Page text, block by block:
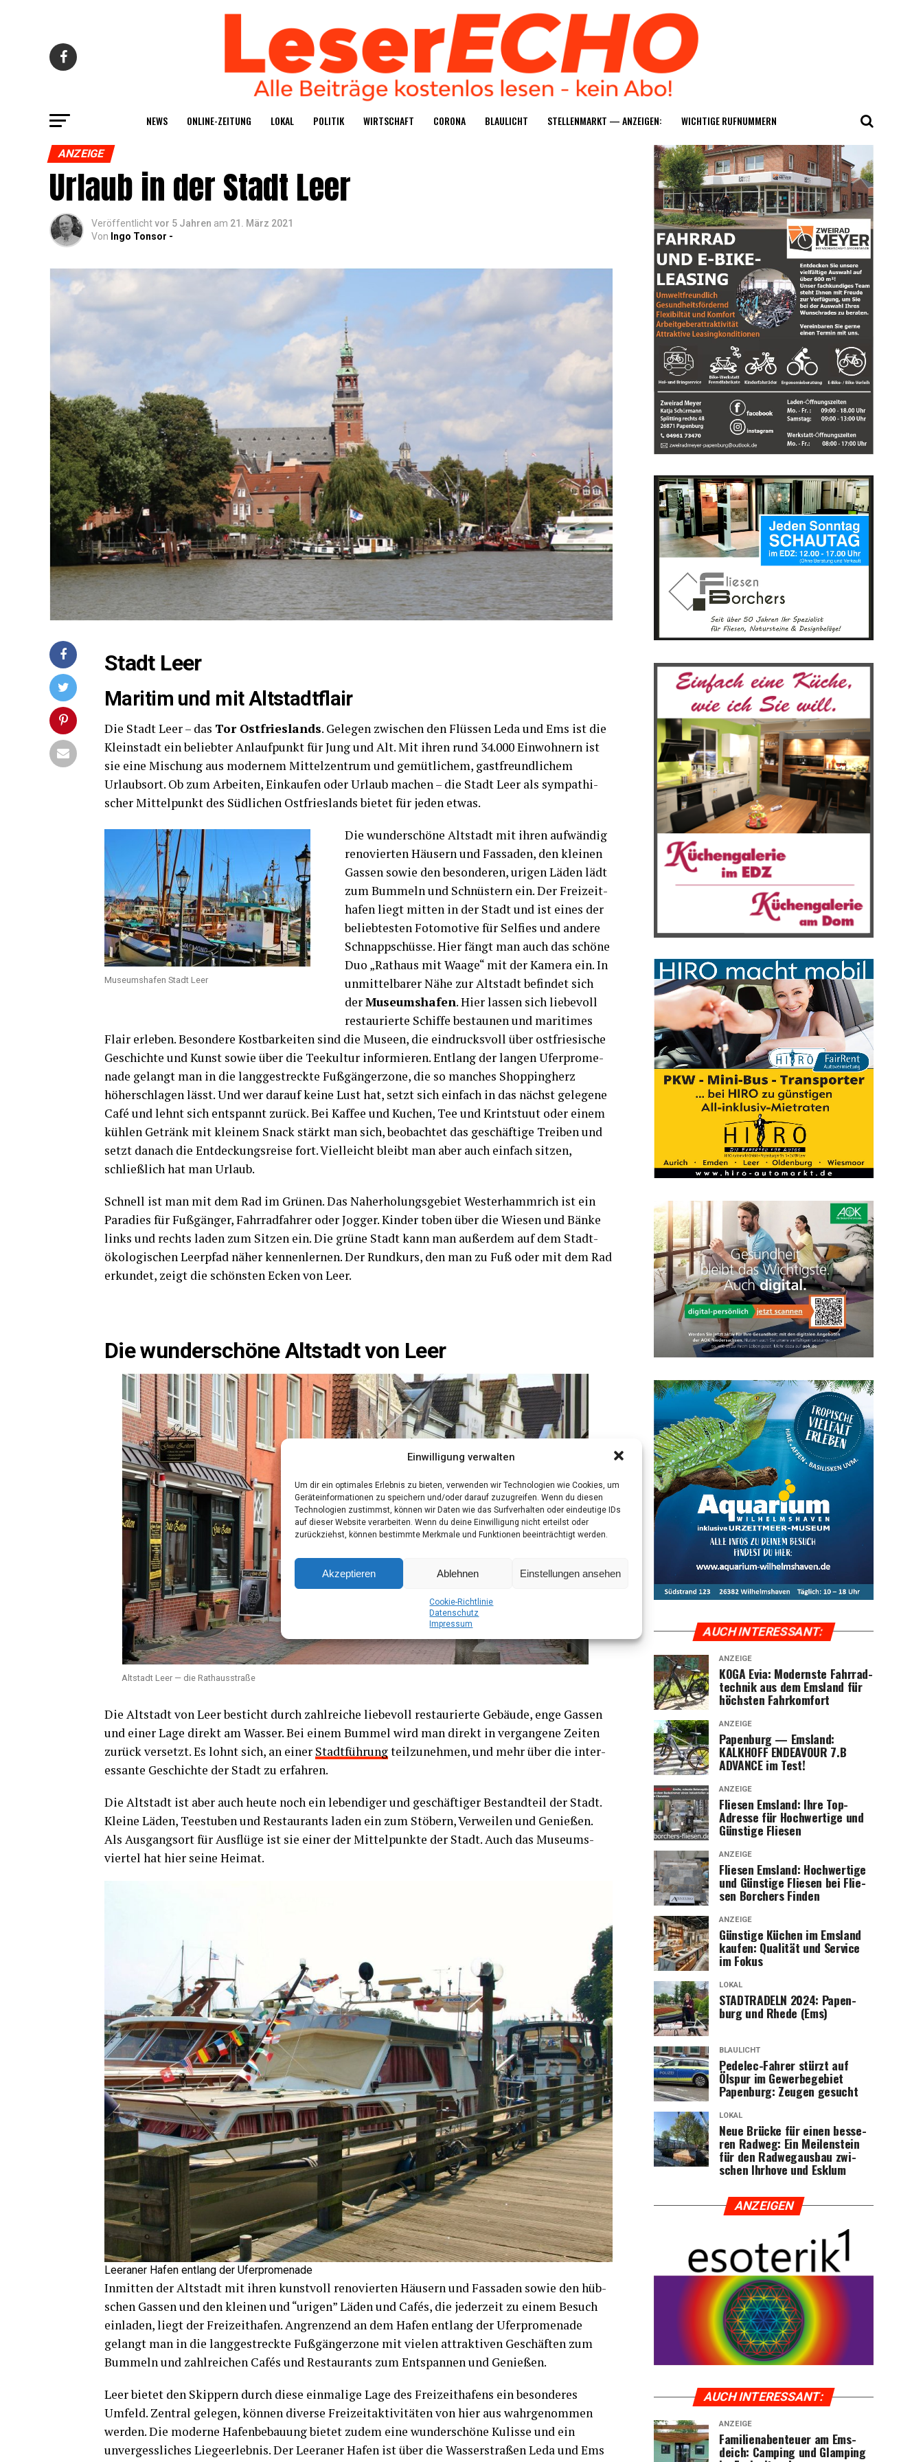
Einwilligung verwalten
Um dir ein optimales Erlebnis zu bieten, verwenden wir Technologien wie Cookies, um
Geräteinformationen zu speichern und/oder darauf zuzugreifen. Wenn du diesen
Technologien zustimmst, können wir Daten wie das Surfverhalten oder eindeutige IDs
auf dieser Website verarbeiten. Wenn du deine Einwilligung nicht erteilst oder
zurückziehst, können bestimmte Merkmale und Funktionen beeinträchtigt werden.
Akzeptieren Ablehnen Einstellungen ansehen
Coo­kie-Richt­li­nie
Daten­schutz
Impres­sum
NEWS ONLINE-ZEI­TUNG LOKAL POLI­TIK WIRT­SCHAFT CORO­NA BLAU­LICHT STEL­LEN­MARKT — ANZEIGEN: WICH­TI­GE RUFNUMMERN
ANZEIGE
Urlaub in der Stadt Leer
Veröffentlichtvor 5 Jahren am 21. März 2021
Von Ingo Tonsor -
Stadt Leer
Mari­tim und mit Altstadtflair
Die Stadt Leer – das Tor Ost­fries­lands. Gele­gen zwi­schen den Flüs­sen Leda und Ems ist die
Klein­stadt ein belieb­ter Anlauf­punkt für Jung und Alt. Mit ihren rund 34.000 Ein­woh­nern ist
sie eine Mischung aus moder­nem Mit­tel­zen­trum und gemüt­li­chem, gast­freund­li­chem
Urlaubs­ort. Ob zum Arbei­ten, Ein­kau­fen oder Urlaub machen – die Stadt Leer als sym­pa­thi­
scher Mit­tel­punkt des Süd­li­chen Ost­fries­lands bie­tet für jeden etwas.
Muse­ums­ha­fen Stadt Leer
Die wun­der­schö­ne Alt­stadt mit ihren auf­wän­dig
reno­vier­ten Häu­sern und Fas­sa­den, den klei­nen
Gas­sen sowie den beson­de­ren, uri­gen Läden lädt
zum Bum­meln und Schnüs­tern ein. Der Frei­zeit­
ha­fen liegt mit­ten in der Stadt und ist eines der
belieb­tes­ten Foto­mo­ti­ve für Sel­fies und ande­re
Schnapp­schüs­se. Hier fängt man auch das schö­ne
Duo „Rat­haus mit Waa­ge“ mit der Kame­ra ein. In
unmit­tel­ba­rer Nähe zur Alt­stadt befin­det sich
derMuse­ums­ha­fen. Hier las­sen sich lie­be­voll
restau­rier­te Schif­fe bestau­nen und mari­ti­mes
Flair erle­ben. Beson­de­re Kost­bar­kei­ten sind die Muse­en, die ein­drucks­voll über ost­frie­si­sche
Geschich­te und Kunst sowie über die Tee­kul­tur infor­mie­ren. Ent­lang der lan­gen Ufer­pro­me­
na­de gelangt man in die lang­ge­streck­te Fuß­gän­ger­zo­ne, die so man­ches Shop­ping­herz
höher­schla­gen lässt. Und wer dar­auf kei­ne Lust hat, setzt sich ein­fach in das nächst gele­ge­ne
Café und lehnt sich ent­spannt zurück. Bei Kaf­fee und Kuchen, Tee und Krint­stuut oder einem
küh­len Getränk mit klei­nem Snack stärkt man sich, beob­ach­tet das geschäf­ti­ge Trei­ben und
setzt danach die Ent­de­ckungs­rei­se fort. Viel­leicht bleibt man aber auch ein­fach sit­zen,
schließ­lich hat man Urlaub.
Schnell ist man mit dem Rad im Grü­nen. Das Nah­erho­lungs­ge­biet Wes­ter­hamm­rich ist ein
Para­dies für Fuß­gän­ger, Fahr­rad­fah­rer oder Jog­ger. Kin­der toben über die Wie­sen und Bän­ke
links und rechts laden zum Sit­zen ein. Die grü­ne Stadt kann man außer­dem auf dem Stadt­
öko­lo­gi­schen Leer­pfad näher ken­nen­ler­nen. Der Rund­kurs, den man zu Fuß oder mit dem Rad
erkun­det, zeigt die schöns­ten Ecken von Leer.
Die wun­der­schö­ne Alt­stadt von Leer
Alt­stadt Leer — die Rathausstraße
Die Alt­stadt von Leer besticht durch zahl­rei­che lie­be­voll restau­rier­te Gebäu­de, enge Gas­sen
und einer Lage direkt am Was­ser. Bei einem Bum­mel wird man direkt in ver­gan­ge­ne Zei­ten
zurück ver­setzt. Es lohnt sich, an einer Stadt­füh­rungteil­zu­neh­men, und mehr über die inter­
es­san­te Geschich­te der Stadt zu erfahren.
Die Alt­stadt ist aber auch heu­te noch ein leben­di­ger und geschäf­ti­ger Bestand­teil der Stadt.
Klei­ne Läden, Tee­stu­ben und Restau­rants laden ein zum Stö­bern, Ver­wei­len und Genie­ßen.
Als Aus­gangs­ort für Aus­flü­ge ist sie einer der Mit­tel­punk­te der Stadt. Auch das Muse­ums­
vier­tel hat hier sei­ne Heimat.
Leera­ner Hafen ent­lang der Uferpromenade
Inmit­ten der Alt­stadt mit ihren kunst­voll reno­vier­ten Häu­sern und Fas­sa­den sowie den hüb­
schen Gas­sen und den klei­nen und “uri­gen” Läden und Cafés, die jeder­zeit zu einem Besuch
ein­la­den, liegt der Frei­zeit­ha­fen. Angren­zend an dem Hafen ent­lang der Ufer­pro­me­na­de
gelangt man in die lang­ge­streck­te Fuß­gän­ger­zo­ne mit vie­len attrak­ti­ven Geschäf­ten zum
Bum­meln und zahl­rei­chen Cafés und Restau­rants zum Ent­span­nen und Genießen.
Leer bie­tet den Skip­pern durch die­se ein­ma­li­ge Lage des Frei­zeit­ha­fens ein beson­de­res
Umfeld. Zen­tral gele­gen, kön­nen diver­se Frei­zeit­ak­ti­vi­tä­ten von hier aus wahr­ge­nom­men
wer­den. Die moder­ne Hafen­be­bau­ung bie­tet zudem eine wun­der­schö­ne Kulis­se und ein
unver­gess­li­ches Lie­ge­er­leb­nis. Der Leera­ner Hafen ist über die Was­ser­stra­ßen Leda und Ems
AUCH INTER­ES­SANT:
ANZEIGE
KOGA Evia: Moderns­te Fahr­rad­
tech­nik aus dem Ems­land für
höchs­ten Fahrkomfort
ANZEIGE
Papen­burg — Ems­land:
KALKHOFF ENDEAVOUR 7.B
ADVANCE im Test!
ANZEIGE
Flie­sen Ems­land: Ihre Top-
Adres­se für Hoch­wer­ti­ge und
Güns­ti­ge Fliesen
ANZEIGE
Flie­sen Ems­land: Hoch­wer­ti­ge
und Güns­ti­ge Flie­sen bei Flie­
sen Bor­chers Finden
ANZEIGE
Güns­ti­ge Küchen im Ems­land
kau­fen: Qua­li­tät und Ser­vice
im Fokus
LOKAL
STADTRADELN 2024: Papen­
burg und Rhe­de (Ems)
BLAULICHT
Pedelec-Fah­rer stürzt auf
Ölspur im Gewer­be­ge­biet
Papen­burg: Zeu­gen gesucht
LOKAL
Neue Brü­cke für einen bes­se­
ren Rad­weg: Ein Mei­len­stein
für den Rad­weg­aus­bau zwi­
schen Ihr­ho­ve und Esklum
ANZEI­GEN
AUCH INTER­ES­SANT:
ANZEIGE
Fami­li­en­aben­teu­er am Ems­
deich: Cam­ping und Glam­ping